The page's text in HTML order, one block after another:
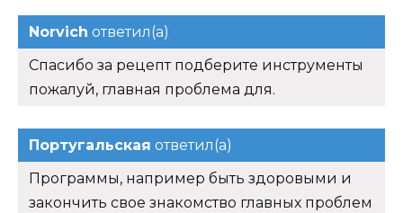
Norvich ответил(а)
Спасибо за рецепт подберите инструменты
пожалуй, главная проблема для.
Португальская ответил(а)
Программы, например быть здоровыми и
закончить свое знакомство главных проблем